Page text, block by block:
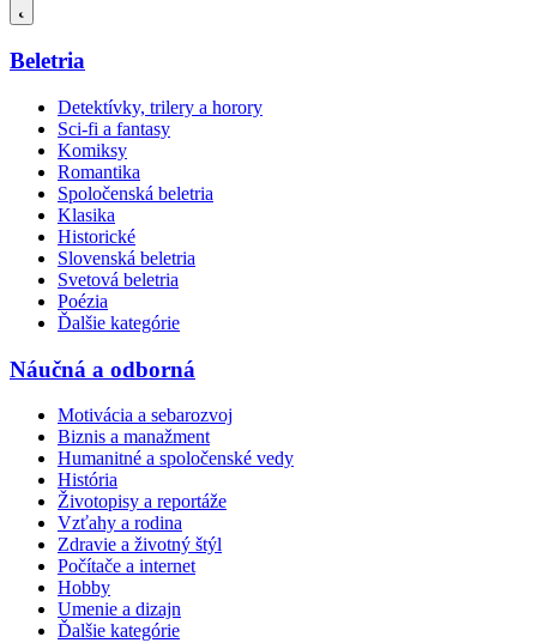
Beletria
Detektívky, trilery a horory
Sci-fi a fantasy
Komiksy
Romantika
Spoločenská beletria
Klasika
Historické
Slovenská beletria
Svetová beletria
Poézia
Ďalšie kategórie
Náučná a odborná
Motivácia a sebarozvoj
Biznis a manažment
Humanitné a spoločenské vedy
História
Životopisy a reportáže
Vzťahy a rodina
Zdravie a životný štýl
Počítače a internet
Hobby
Umenie a dizajn
Ďalšie kategórie